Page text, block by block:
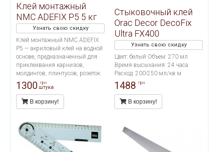
Клей монтажный
NMC ADEFIX P5 5 кг
Узнать свою скидку
Клей монтажный NMC ADEFIX
P5 — акриловый клей на водной
основе, предназначенный для
приклеивания карнизов,
молдингов, плинтусов, розеток
и других декоративных
элементов из полистирола и
полиуретана на ДВП, ДСП,
гипсокартон, гипсоволокно,
поверхности.
1300 грн
штука
В корзину!
Стыковочный клей
Orac Decor DecoFix
Ultra FX400
Узнать свою скидку
Цвет: белый Объем: 270 мл
Время высыхания: 24 часа
Расход: 200-250 мл/кв м
1488 грн
В корзину!